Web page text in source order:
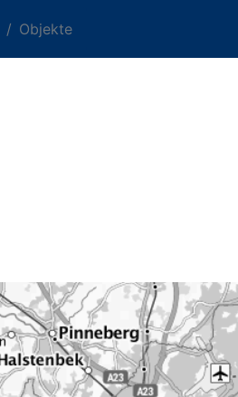
Objekte